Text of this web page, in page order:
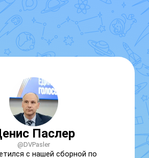
Паслер
@DVPasler
с нашей сборной по